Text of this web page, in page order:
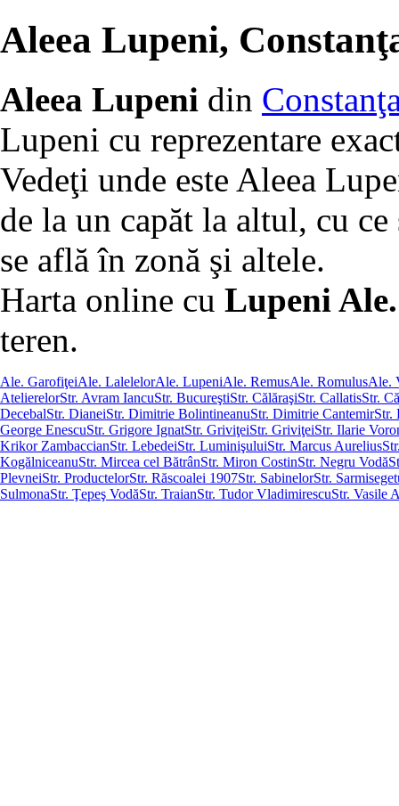
Aleea Lupeni,
Aleea Lupeni din
Lupeni cu reprezentare
Vedeţi unde este Aleea
de la un capăt la altul, cu
se află în zonă şi altele.
Harta online cu Lupeni Ale.
teren.
Ale. GarofiţeiAle. LalelelorAle. LupeniAle. RemusAle. RomulusAle.
AtelierelorStr. Avram IancuStr. BucureştiStr. CălăraşiStr. CallatisStr.
DecebalStr. DianeiStr. Dimitrie BolintineanuStr. Dimitrie CantemirStr.
George EnescuStr. Grigore IgnatStr. GriviţeiStr. GriviţeiStr. Ilarie
Krikor ZambaccianStr. LebedeiStr. LuminişuluiStr. Marcus Aurelius
KogălniceanuStr. Mircea cel BătrânStr. Miron CostinStr. Negru Vodă
PlevneiStr. ProductelorStr. Răscoalei 1907Str. SabinelorStr.
SulmonaStr. Ţepeş VodăStr. TraianStr. Tudor VladimirescuStr. Vasile